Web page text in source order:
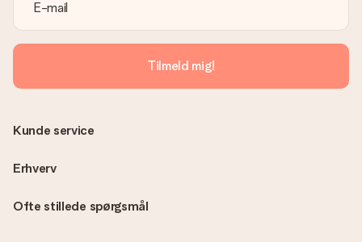
Er fakturaen sendt sammen med ordren?
Ingen faktura sendes med din ordre. Du modtager altid
fakturaen i bekræftelsesemailen, og du kan altid finde den i din
MySurprise-konto. Det betyder at du kan få gaven leveret
direkte til modtageren, hvilket gør det til en sand
overraskelse!
Tilmeld mig!
Ofte stillede spørgsmål
Kunde service
Erhverv